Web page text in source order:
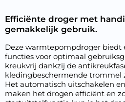
Efficiënte droger met
gemakkelijk gebruik.
Deze warmtepompdroger biedt
functies voor optimaal
kreukvrij dankzij de
kledingbeschermende trommel
Het automatisch uitschakelen
maken het drogen efficiënt en